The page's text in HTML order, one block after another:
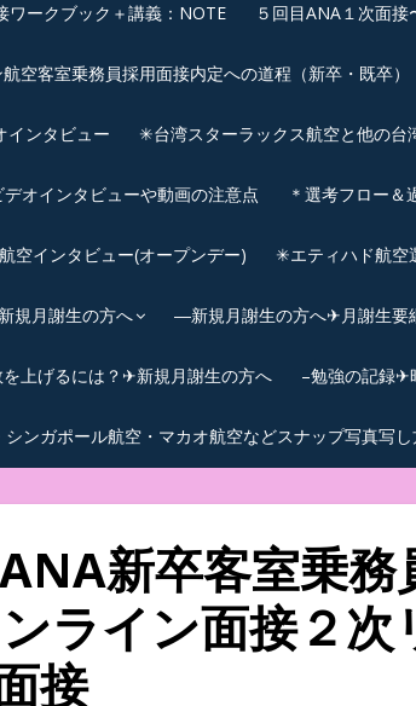
ワークブック＋講義：NOTE ５回目ANA１次面
空客室乗務員採用面接内定への道程（新卒・既卒）
インタビュー ✳︎台湾スターラックス航空と他の台
オインタビューや動画の注意点 ＊選考フロー＆
空インタビュー(オープンデー) ✳︎エティハド航空
新規月謝生の方へ ―新規月謝生の方へ✈月謝生要
を上げるには？✈新規月謝生の方へ –勉強の記録✈
シンガポール航空・マカオ航空などスナップ写真写
新卒客室乗務
ライン面接２次
接